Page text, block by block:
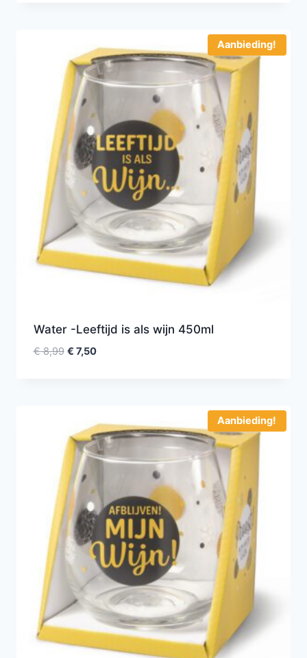
Aanbieding!
Water -Leeftijd is als wijn 450ml
€8,99 € 7,50
Aanbieding!